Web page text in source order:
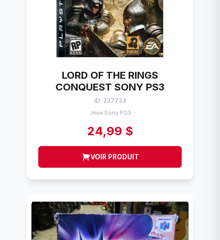
LORD OF THE RINGS
CONQUEST SONY PS3
ID: 237733
Jeux/Sony PS3
24,99 $
VOIR PRODUIT